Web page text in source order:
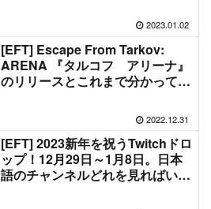
2023.01.02
[EFT] Escape From Tarkov:
ARENA 『タルコフ アリーナ』
のリリースとこれまで分かってい
2022.12.31
[EFT] 2023新年を祝うTwitchドロ
ップ！12月29日～1月8日。日本
語のチャンネルどれを見ればい